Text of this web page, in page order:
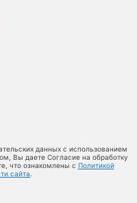
данных с использованием
Вы даете Согласие на обработку
что ознакомлены с Политикой
сайта